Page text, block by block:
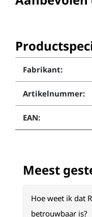
Fabrikant:
Artikelnummer:
EAN:
Meest
Hoe weet ik dat
betrouwbaar is?